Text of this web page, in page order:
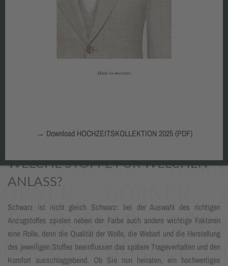
WELCHE STOFFE FÜR WELCHEN
ANLASS?
Schwarz ist nicht gleich Schwarz: bei der Auswahl des richtigen
Anzugstoffes spielen neben der Farbe auch andere wichtige Faktoren
eine Rolle, denn die Qualität der Wolle, die Webart und die Herstellung
des jeweiligen Stoffes beeinflussen das spätere Trageverhalten und den
Komfort ausschlaggebend. Ob Sie nun heiraten, ein hochwertiges
→ Download HOCHZEITSKOLLEKTION 2025 (PDF)